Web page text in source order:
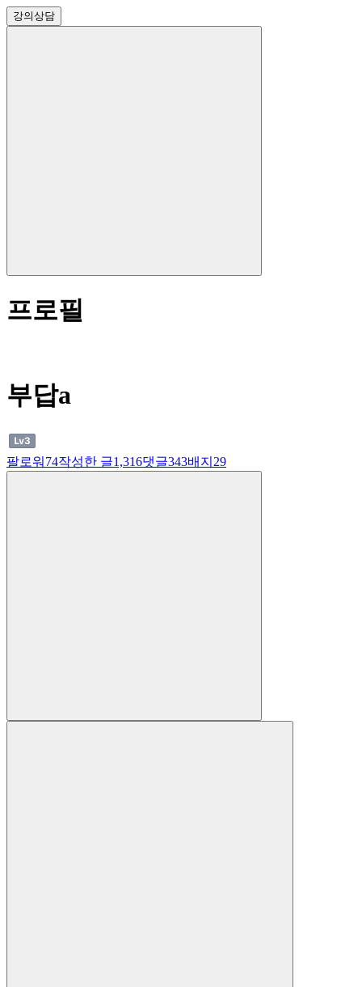
강의상담
프로필
부답a
팔로워 74작성한 글1,316댓글343배지 29